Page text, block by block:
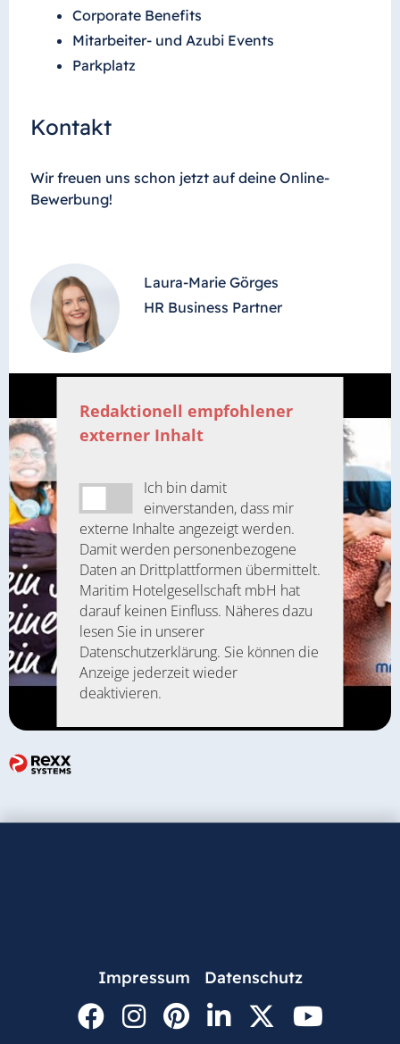
Corporate Benefits
Mitarbeiter- und Azubi Events
Parkplatz
Kontakt
Wir freuen uns schon jetzt auf deine Online-
Bewerbung!
Laura-Marie Görges
HR Business Partner
Redaktionell empfohlener
externer Inhalt
Ich bin damit
einverstanden, dass mir
externe Inhalte angezeigt werden.
Damit werden personenbezogene
Daten an Drittplattformen übermittelt.
Maritim Hotelgesellschaft mbH hat
darauf keinen Einfluss. Näheres dazu
lesen Sie in unserer
Datenschutzerklärung. Sie können die
Anzeige jederzeit wieder
deaktivieren.
Impressum Datenschutz